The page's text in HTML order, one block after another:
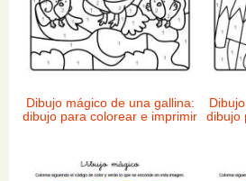
Dibujo mágico de una gallina:
dibujo para colorear e imprimir
dibujo